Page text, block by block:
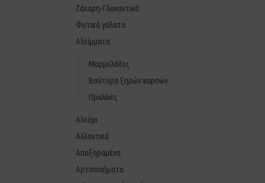
Ζάχαρη-Γλυκαντικά
Φυτικά γάλατα
Αλείμματα
Μαρμελάδες
Βούτυρα ξηρών καρπών
Πραλίνες
Αλεύρι
Αλλαντικά
Αποξηραμένα
Αρτοποιήματα